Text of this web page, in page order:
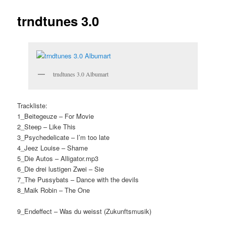
trndtunes 3.0
trndtunes 3.0 Albumart
Trackliste:
1_Beitegeuze – For Movie
2_Steep – Like This
3_Psychedelicate – I’m too late
4_Jeez Louise – Shame
5_Die Autos – Alligator.mp3
6_Die drei lustigen Zwei – Sie
7_The Pussybats – Dance with the devils
8_Maik Robin – The One
9_Endeffect – Was du weisst (Zukunftsmusik)